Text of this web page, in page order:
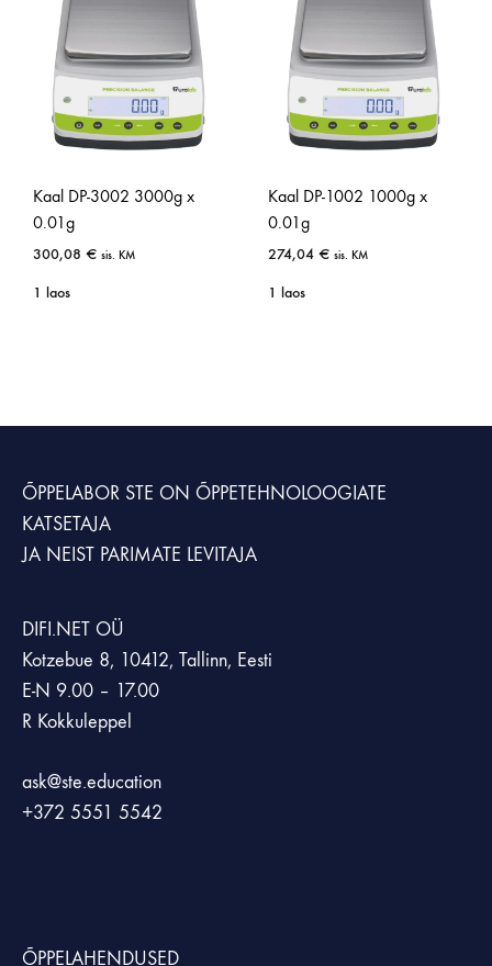
Kaal DP-3002 3000g x
0.01g
300,08 € sis. KM
1 laos
Kaal DP-1002 1000g x
0.01g
274,04 € sis. KM
1 laos
ÕPPELABOR STE ON ÕPPETEHNOLOOGIATE
KATSETAJA
JA NEIST PARIMATE LEVITAJA
DIFI.NET OÜ
Kotzebue 8, 10412, Tallinn, Eesti
E-N 9.00 – 17.00
R Kokkuleppel
ask@ste.education
+372 5551 5542
ÕPPELAHENDUSED